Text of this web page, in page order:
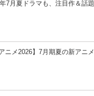
7月夏ドラマも、注目作＆話
アニメ2026】7月期夏の新アニ